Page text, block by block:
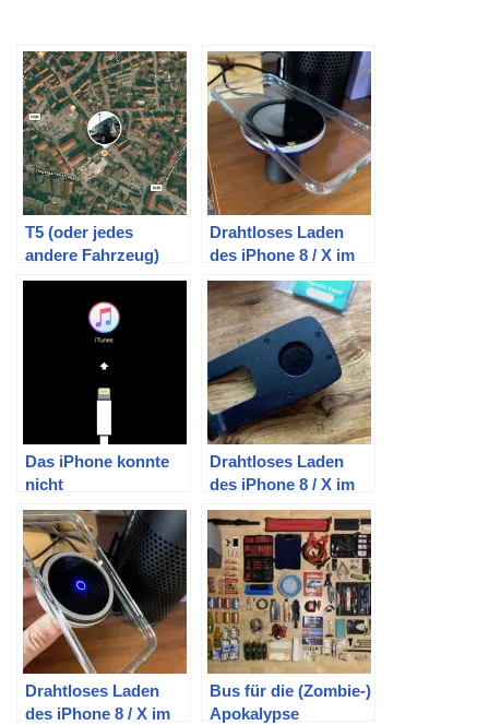
T5 (oder jedes
andere Fahrzeug)
günstig per GPS
tracken mit altem
Drahtloses Laden
des iPhone 8 / X im
Auto (VW T5) – Teil 1:
Vorauswahl
(EooCoo)
Das iPhone konnte
nicht
wiederhergestellt
werden. Ein
unbekannter Fehler
ist aufgetreten (9).
Drahtloses Laden
des iPhone 8 / X im
Auto (VW T5) – Teil 3:
Vorauswahl (Neotrix)
Drahtloses Laden
des iPhone 8 / X im
Bus für die (Zombie-)
Apokalypse